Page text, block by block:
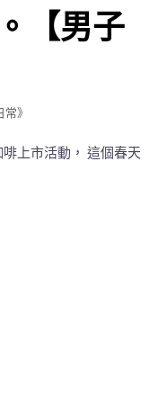
【男子
常》
上市活動， 這個春天